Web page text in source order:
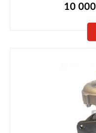
10 000